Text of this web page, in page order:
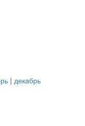
| декабрь